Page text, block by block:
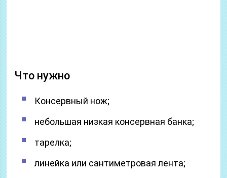
Что нужно
Консервный нож;
небольшая низкая консервная банка;
тарелка;
линейка или сантиметровая лента;